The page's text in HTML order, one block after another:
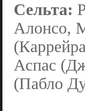
Сельта:
Алонсо,
Аспас
(Пабло